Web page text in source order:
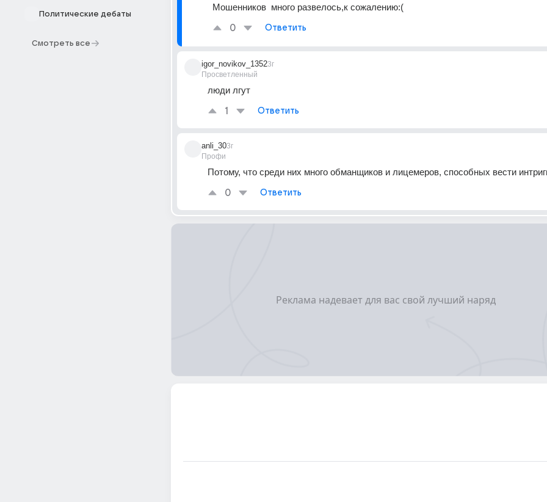
Политические дебаты
Смотреть все
Мошенников  много развелось,к сожалению:(
0 Ответить
igor_novikov_1352
Просветленный
3г
люди лгут
1 Ответить
anli_30
Профи
3г
Потому, что среди них много обманщиков и лицемеров, способных вести
0 Ответить